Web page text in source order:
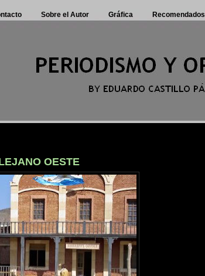
Sobre el Autor Gráfica Recomendados
OESTE